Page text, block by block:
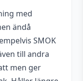
med
ändå
SMOK
till andra
men ger